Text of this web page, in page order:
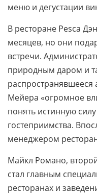
меню и дегустации
В ресторане Pesca
месяцев, но они
встречи.
природным даром и
распространявшееся
Мейера «огромное
понять истинную
гостеприимства.
менеджером
Майкл Романо,
стал главным
ресторанах и